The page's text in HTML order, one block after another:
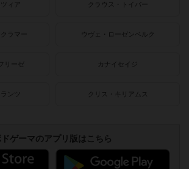
ィア クラウス・トイバー
ラマー ウヴェ・ローゼンベルク
リーゼ カナイセイジ
ンツ クリス・キリアムス
ドゲーマのアプリ版はこちら